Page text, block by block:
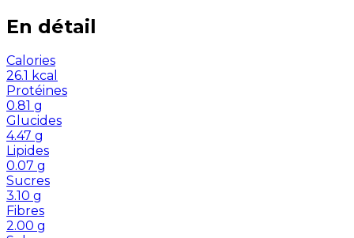
En détail
Calories
26.1 kcal
Protéines
0.81 g
Glucides
4.47 g
Lipides
0.07 g
Sucres
3.10 g
Fibres
2.00 g